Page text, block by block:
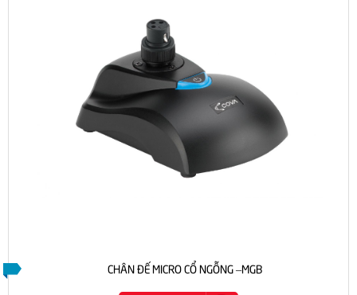
CHÂN ĐẾ MICRO CỔ NGỖNG –MGB